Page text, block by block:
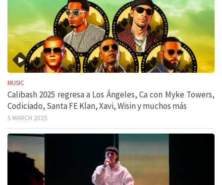
MUSIC
Calibash 2025 regresa a Los Ángeles, Ca con Myke Towers,
Codiciado, Santa FE Klan, Xavi, Wisin y muchos más
5 MARCH 2025